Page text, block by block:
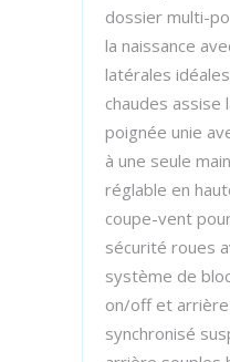
dossier multi-
la naissance
latérales
chaudes assise
poignée unie
à une seule
réglable en
coupe-vent
sécurité roues
système de
on/off et
synchronisé